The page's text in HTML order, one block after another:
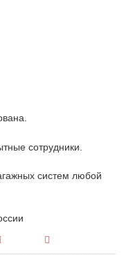
сотрудники.
систем любой